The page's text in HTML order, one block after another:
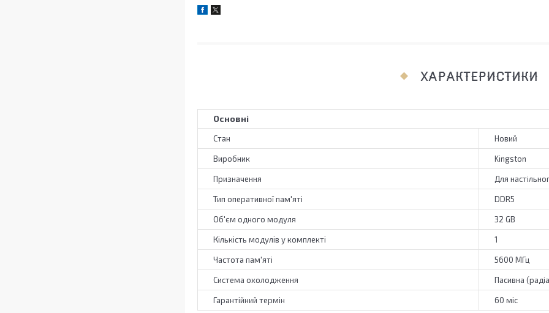
ХАРАКТЕРИСТИКИ
Основні
Стан Новий
Виробник Kingston
Призначення Для
Тип оперативної пам'яті DDR5
Об'єм одного модуля 32 GB
Кількість модулів у комплекті 1
Частота пам'яті 5600 МГц
Система охолодження Пасивна
Гарантійний термін 60 міс